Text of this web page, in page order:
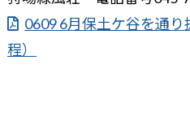
0609 6月保土ケ谷を通
程）